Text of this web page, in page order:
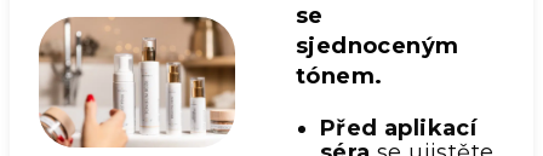
se
sjednoceným
tónem.
Před aplikací